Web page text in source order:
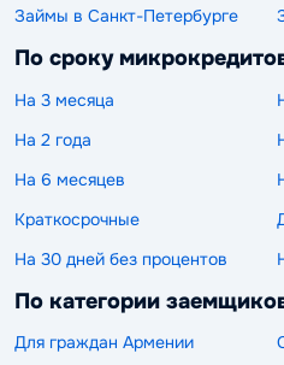
Займы в Санкт-Петербурге
По сроку
На 3 месяца
На 2 года
На 6 месяцев
Краткосрочные
На 30 дней без процентов
По категории
Для граждан Армении